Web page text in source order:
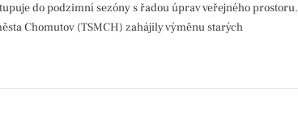
do podzimní sezóny s řadou úprav veřejného prostoru.
Chomutov (TSMCH) zahájily výměnu starých